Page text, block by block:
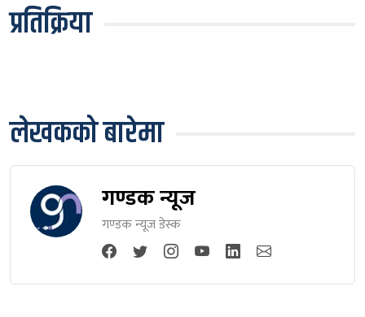
प्रतिक्रिया
लेखकको बारेमा
गण्डक न्यूज
गण्डक न्यूज डेस्क